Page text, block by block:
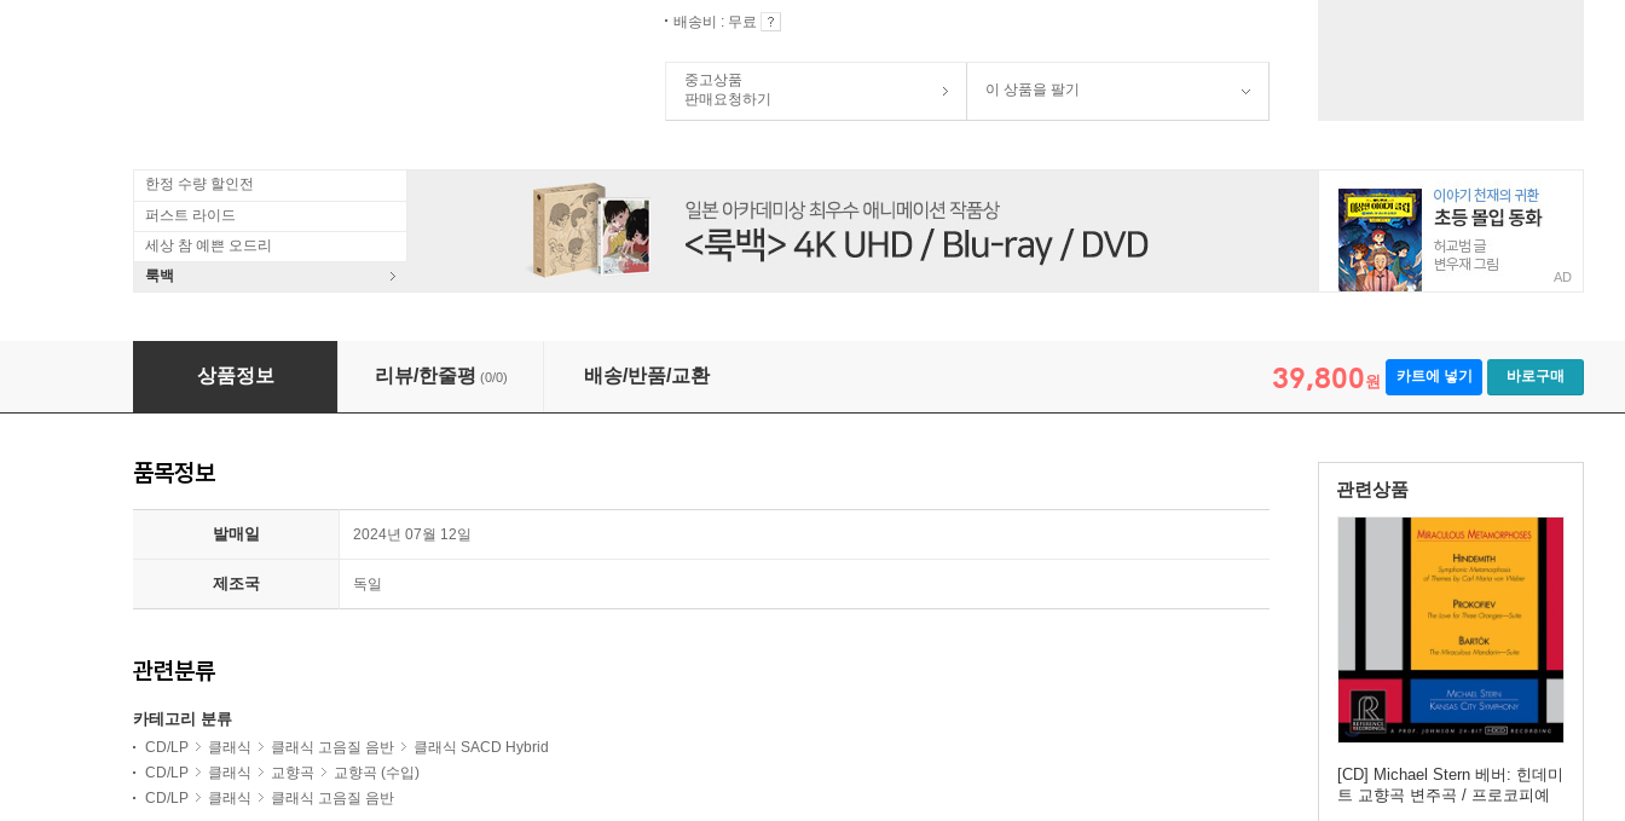
배송비 : 무료
중고상품
판매요청하기
이 상품을 팔기
한정 수량 할인전
퍼스트 라이드
세상 참 예쁜 오드리
룩백
AD
Michael Stern 베버: 힌데미트 교향곡 변주곡 / 프로코피예프: 세 개의 오렌지에 대한 사랑 모음곡 / 바르톡: 기적의 만다린 모음곡 (Miraculous Metamorphoses)
상품정보 리뷰/한줄평 (0/0) 배송/반품/교환 39,800원 카트에 넣기 바로구매
관련상품
[CD] Michael Stern 베버: 힌데미
트 교향곡 변주곡 / 프로코피예
품목정보
발매일 2024년 07월 12일
제조국 독일
관련분류
카테고리 분류
CD/LP 클래식 클래식 고음질 음반
클래식 SACD Hybrid
CD/LP
클래식 교향곡
교향곡 (수입)
CD/LP
클래식 클래식 고음질 음반